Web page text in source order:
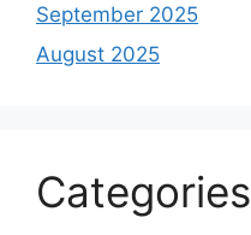
September 2025
August 2025
Categories